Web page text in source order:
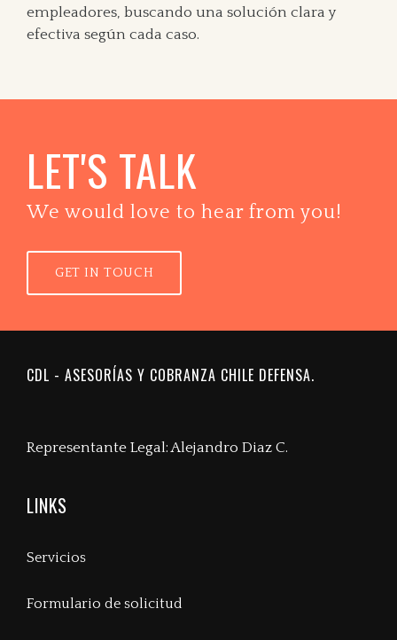
empleadores, buscando una solución clara y
efectiva según cada caso.
LET'S TALK
We would love to hear from you!
GET IN TOUCH
CDL - ASESORÍAS Y COBRANZA CHILE DEFENSA.
Representante Legal: Alejandro Diaz C.
LINKS
Servicios
Formulario de solicitud